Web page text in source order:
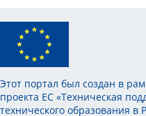
Этот портал был создан в
проекта ЕС «Техническая
технического образования